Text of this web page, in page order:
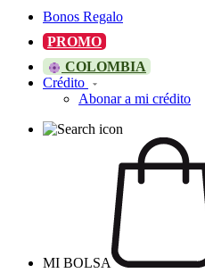
Bonos Regalo
PROMO
COLOMBIA
Crédito
Abonar a mi crédito
MI BOLSA